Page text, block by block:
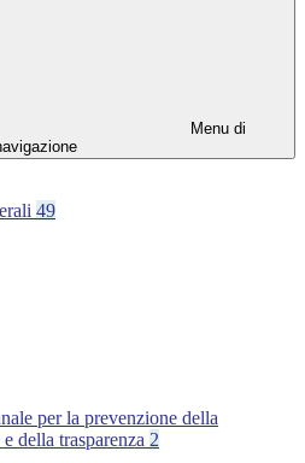
Menu di
49
per la prevenzione della
della trasparenza 2